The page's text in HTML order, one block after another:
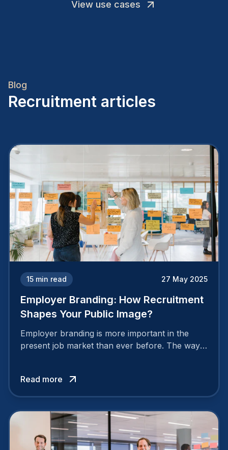
View use cases
Blog
Recruitment articles
15 min read 27 May 2025
Employer Branding: How Recruitment
Shapes Your Public Image?
Employer branding is more important in the
present job market than ever before. The way
Read more